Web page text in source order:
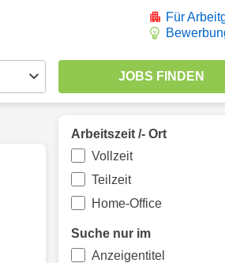
Für
Arbeitszeit /- Ort
Vollzeit
Teilzeit
Home-Office
Suche nur im
Anzeigentitel